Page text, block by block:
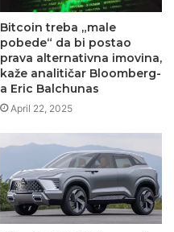
Bitcoin treba „male
pobede“ da bi postao
prava alternativna imovina,
kaže analitičar Bloomberg-
a Eric Balchunas
April 22, 2025